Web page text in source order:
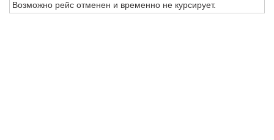
Возможно рейс отменен и временно не курсирует.